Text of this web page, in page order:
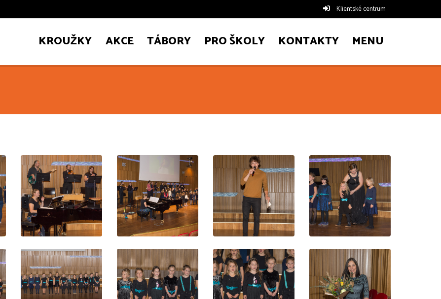
Klientské centrum
KROUŽKY AKCE TÁBORY PRO ŠKOLY KONTAKTY MENU